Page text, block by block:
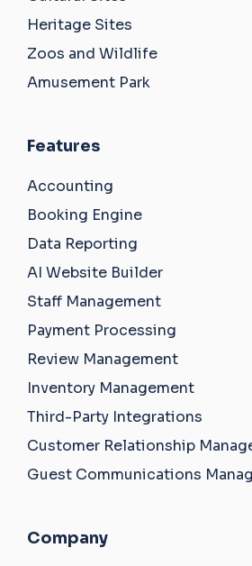
Heritage Sites
Zoos and Wildlife
Amusement Park
Features
Accounting
Booking Engine
Data Reporting
AI Website Builder
Staff Management
Payment Processing
Review Management
Inventory Management
Third-Party Integrations
Customer Relationship
Guest Communications
Company